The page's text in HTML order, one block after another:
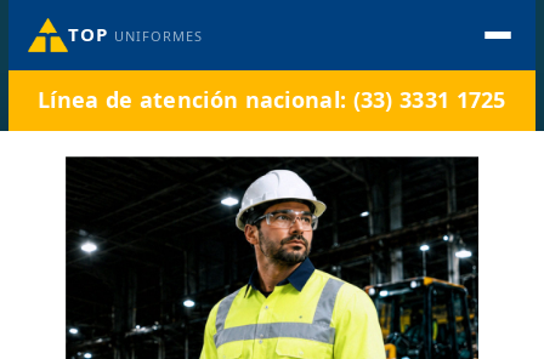
TOP UNIFORMES
Línea de atención nacional: (33) 3331 1725